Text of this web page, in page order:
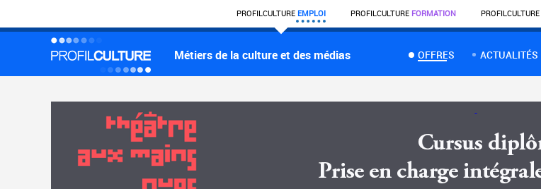
PROFILCULTURE EMPLOI PROFILCULTURE FORMATION PROFILCULTURE
Métiers de la culture et des médias OFFRES ACTUALITÉS